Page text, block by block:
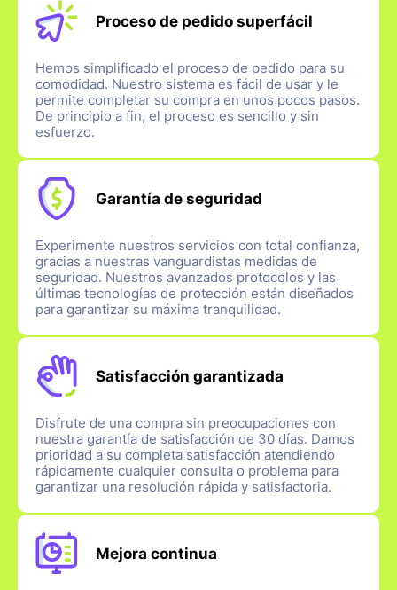
Proceso de pedido superfácil
Hemos simplificado el proceso de pedido para su
comodidad. Nuestro sistema es fácil de usar y le
permite completar su compra en unos pocos pasos.
De principio a fin, el proceso es sencillo y sin
esfuerzo.
Garantía de seguridad
Experimente nuestros servicios con total confianza,
gracias a nuestras vanguardistas medidas de
seguridad. Nuestros avanzados protocolos y las
últimas tecnologías de protección están diseñados
para garantizar su máxima tranquilidad.
Satisfacción garantizada
Disfrute de una compra sin preocupaciones con
nuestra garantía de satisfacción de 30 días. Damos
prioridad a su completa satisfacción atendiendo
rápidamente cualquier consulta o problema para
garantizar una resolución rápida y satisfactoria.
Mejora continua